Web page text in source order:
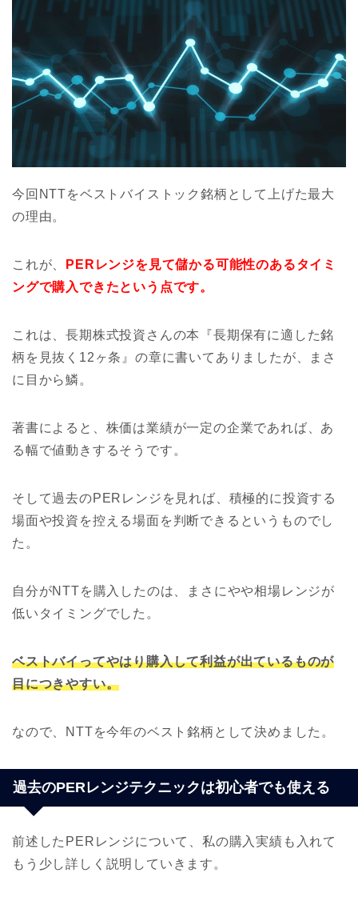
今回NTTをベストバイストック銘柄として上げた最大
の理由。
これが、
PERレンジを見て儲かる可能性のあるタイミ
ングで購入できたという点です。
これは、長期株式投資さんの本『長期保有に適した銘
柄を見抜く12ヶ条』の章に書いてありましたが、まさ
に目から鱗。
著書によると、株価は業績が一定の企業であれば、あ
る幅で値動きするそうです。
そして過去のPERレンジを見れば、積極的に投資する
場面や投資を控える場面を判断できるというものでし
た。
自分がNTTを購入したのは、まさにやや相場レンジが
低いタイミングでした。
ベストバイってやはり購入して利益が出ているものが
目につきやすい。
なので、NTTを今年のベスト銘柄として決めました。
過去のPERレンジテクニックは初心者でも使える
前述したPERレンジについて、私の購入実績も入れて
もう少し詳しく説明していきます。